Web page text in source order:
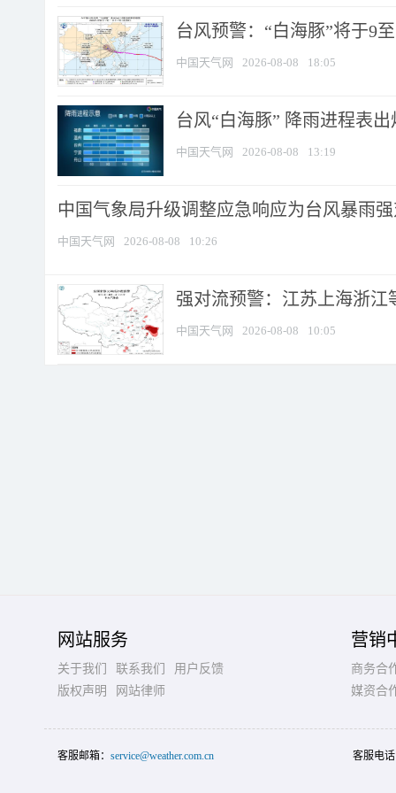
台风预警：“白海豚”将于9
中国天气网 2026-08-08 18:05
台风“白海豚” 降雨进程表
中国天气网 2026-08-08 13:19
中国气象局升级调整应急响应为台风暴雨
中国天气网 2026-08-08 10:26
强对流预警：江苏上海浙江
中国天气网 2026-08-08 10:05
网站服务
关于我们 联系我们
用户反馈
版权声明
网站律师
营销
商务合
媒资合
客服邮箱： service@weather.com.cn 客服电